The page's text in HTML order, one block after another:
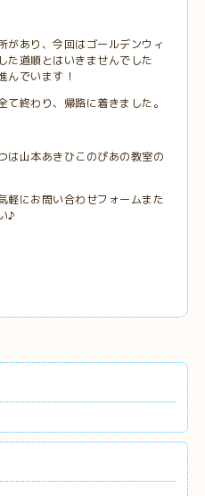
があり、今回はゴールデンウィ
た道順とはいきませんでした
んでいます！
終わり、帰路に着きました。
は山本あきひこのぴあの教室の
軽にお問い合わせフォームまた
♪